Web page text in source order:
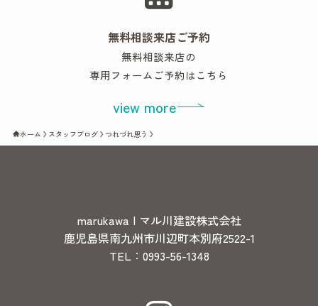
無料相談来店ご予約
無料相談来店の
専用フォームご予約はこちら
view more
ホーム スタッフブログ つれづれ思う
marukawa | マル川建設株式会社
鹿児島県南九州市川辺町本別府2522-1
TEL：0993-56-1348